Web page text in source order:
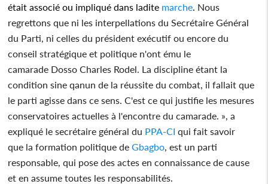
était associé ou impliqué dans ladite marche Nous
regrettons que ni les interpellations du Secrétaire Général
du Parti, ni celles du président exécutif ou encore du
conseil stratégique et politique n'ont ému le
camarade Dosso Charles Rodel. La discipline étant la
condition sine qanun de la réussite du combat, il fallait que
le parti agisse dans ce sens. C'est ce qui justifie les mesures
conservatoires actuelles à l'encontre du camarade. », a
expliqué le secrétaire général du PPA-CI qui fait savoir
que la formation politique deGbagbo , est un parti
responsable, qui pose des actes en connaissance de cause
et en assume toutes les responsabilités.